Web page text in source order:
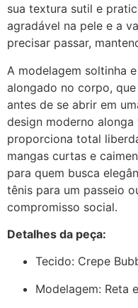
sua textura sutil e
agradável na pele e a
precisar passar,
A modelagem soltinha
alongado no corpo,
antes de se abrir em
design moderno
proporciona total
mangas curtas e
para quem busca
tênis para um passeio
compromisso social.
Detalhes da peça:
Tecido: Crepe
Modelagem: Reta